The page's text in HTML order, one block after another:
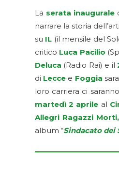
La serata inaugurale
narrare la storia
su IL (il mensile del
critico Luca Pacilio
Deluca (Radio Rai) e il
di Lecce e Foggia
loro carriera ci
martedì 2 aprile al
Allegri Ragazzi Morti,
album “Sindacato dei